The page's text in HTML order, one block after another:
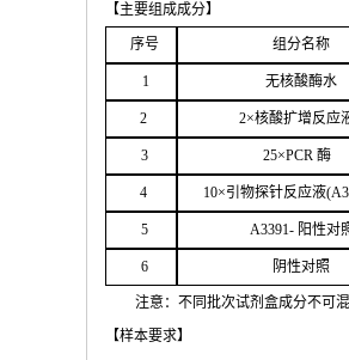
【主要组成成分】
序号 组分名称
1 无核酸酶水
2 2×核酸扩增反应
3 25×PCR 酶
4 10×引物探针反应液(A
5 A3391- 阳性对
6 阴性对照
注意：不同批次试剂盒成分不可混
【样本要求】